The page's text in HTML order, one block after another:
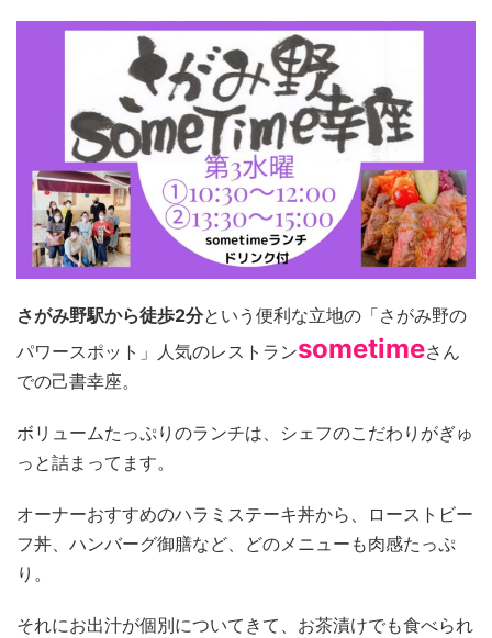
さがみ野駅から徒歩2分という便利な立地の「さがみ野の
パワースポット」人気のレストランsometimeさん
での己書幸座。
ボリュームたっぷりのランチは、シェフのこだわりがぎゅ
っと詰まってます。
オーナーおすすめのハラミステーキ丼から、ローストビー
フ丼、ハンバーグ御膳など、どのメニューも肉感たっぷ
り。
それにお出汁が個別についてきて、お茶漬けでも食べられ